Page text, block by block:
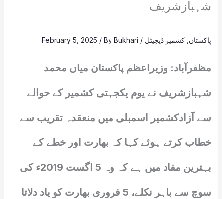
شہبازشریف
پاکستان کشمیر ڈیجیٹل /
February 5, 2025 / ByBukhari
مظفرآباد: وزیراعظم پاکستان میاں محمد
شہبازشریف نے یوم یکجہتی کشمیر کے حوالے
سے آزادکشمیر اسمبلی میں منعقدہ تقریب سے
خطاب کرتے ہوئے کہا کہ بھارت اور خطے کے
بہترین مفاد میں ہے کہ وہ 5 اگست 2019ء کی
سوچ سے باہر نکلے، 5 فروری بھارت کو یاد دلاتا